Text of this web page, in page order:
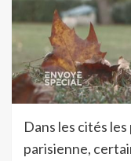
Dans les cités
parisienne,